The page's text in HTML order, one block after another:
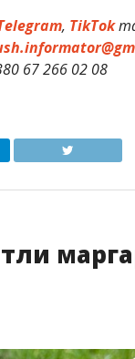
, TikTok
67 266 02 08